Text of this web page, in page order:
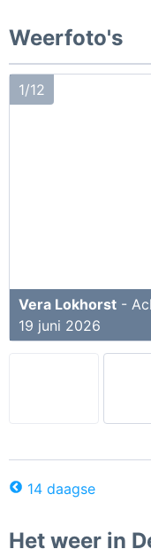
Weerfoto's
1/12
Vera Lokhorst -
19 juni 2026
14 daagse
Het weer in